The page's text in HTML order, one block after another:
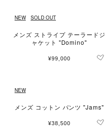
NEW SOLD OUT
メンズ ストライプ テーラードジ
ャケット "Domino"
¥99,000
NEW
メンズ コットン パンツ "Jams"
¥38,500